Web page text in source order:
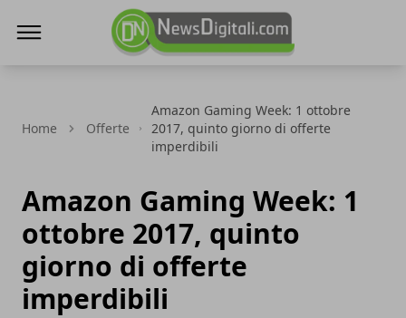
Home Offerte
Amazon Gaming Week: 1 ottobre
2017, quinto giorno di offerte
imperdibili
Amazon Gaming Week: 1
ottobre 2017, quinto
giorno di offerte
imperdibili